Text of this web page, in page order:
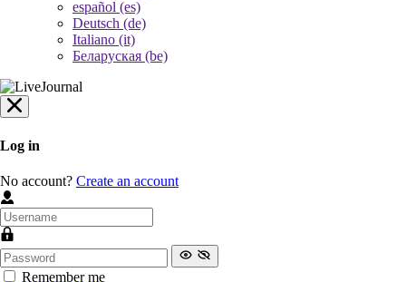
español (es)
Deutsch (de)
Italiano (it)
Беларуская (be)
Log in
No account? Create an account
Remember me